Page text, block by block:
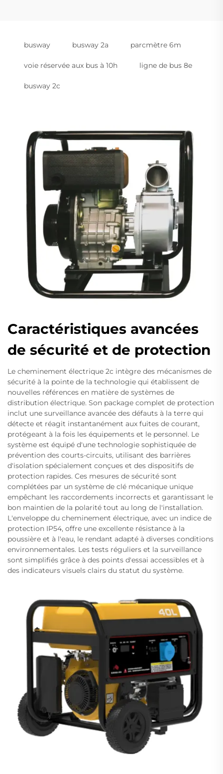
busway busway 2a parcmètre 6m
voie réservée aux bus à 10h ligne de bus 8e
busway 2c
Caractéristiques avancées
de sécurité et de protection
Le cheminement électrique 2c intègre des mécanismes de
sécurité à la pointe de la technologie qui établissent de
nouvelles références en matière de systèmes de
distribution électrique. Son package complet de protection
inclut une surveillance avancée des défauts à la terre qui
détecte et réagit instantanément aux fuites de courant,
protégeant à la fois les équipements et le personnel. Le
système est équipé d'une technologie sophistiquée de
prévention des courts-circuits, utilisant des barrières
d'isolation spécialement conçues et des dispositifs de
protection rapides. Ces mesures de sécurité sont
complétées par un système de clé mécanique unique
empêchant les raccordements incorrects et garantissant le
bon maintien de la polarité tout au long de l'installation.
L'enveloppe du cheminement électrique, avec un indice de
protection IP54, offre une excellente résistance à la
poussière et à l'eau, le rendant adapté à diverses conditions
environnementales. Les tests réguliers et la surveillance
sont simplifiés grâce à des points d'essai accessibles et à
des indicateurs visuels clairs du statut du système.